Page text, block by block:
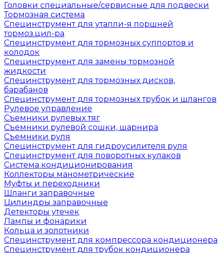
Головки специальные/сервисные для подвески
Тормозная система
Специнструмент для утапли-я поршней
тормоз.цил-ра
Специнструмент для тормозных суппортов и
колодок
Специнструмент для замены тормозной
жидкости
Специнструмент для тормозных дисков,
барабанов
Специнструмент для тормозных трубок и шлангов
Рулевое управление
Съемники рулевых тяг
Съемники рулевой сошки, шарнира
Съемники руля
Специнструмент для гидроусилителя руля
Специнструмент для поворотных кулаков
Система кондиционирования
Коллекторы манометрические
Муфты и переходники
Шланги заправочные
Цилиндры заправочные
Детекторы утечек
Лампы и фонарики
Кольца и золотники
Специнструмент для компрессора кондиционера
Специнструмент для трубок кондиционера